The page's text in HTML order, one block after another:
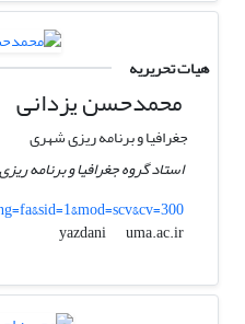
هیات تحریریه
محمدحسن یزدانی
جغرافیا و برنامه ریزی شهری
استاد گروه جغرافیا و برنامه
yazdani
uma.ac.ir